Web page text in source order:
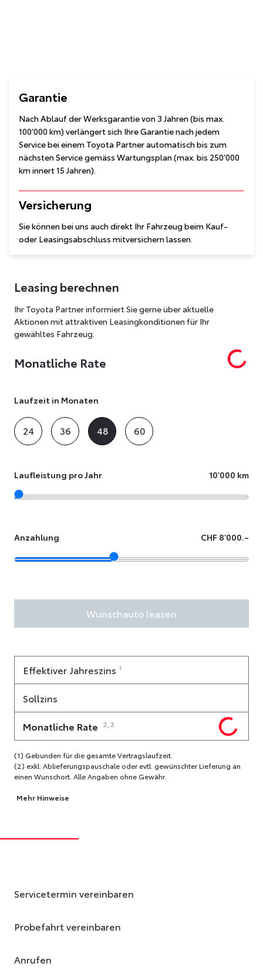
Garantie
Nach Ablauf der Werksgarantie von 3 Jahren (bis max.
100’000 km) verlängert sich Ihre Garantie nach jedem
Service bei einem Toyota Partner automatisch bis zum
nächsten Service gemäss Wartungsplan (max. bis 250’000
km innert 15 Jahren).
Versicherung
Sie können bei uns auch direkt Ihr Fahrzeug beim Kauf-
oder Leasingsabschluss mitversichern lassen.
Leasing berechnen
Ihr Toyota Partner informiert Sie gerne über aktuelle
Aktionen mit attraktiven Leasingkonditionen für Ihr
gewähltes Fahrzeug.
Monatliche Rate
Laufzeit in Monaten
24 36 48 60
Laufleistung pro Jahr 10'000 km
Anzahlung CHF 8'000.–
Wunschauto leasen
Effektiver Jahreszins 1
Sollzins
Monatliche Rate 2,3
(1) Gebunden für die gesamte Vertragslaufzeit.
(2) exkl. Ablieferungspauschale oder evtl. gewünschter Lieferung an
einen Wunschort. Alle Angaben ohne Gewähr.
Mehr Hinweise
Servicetermin vereinbaren
Probefahrt vereinbaren
Anrufen